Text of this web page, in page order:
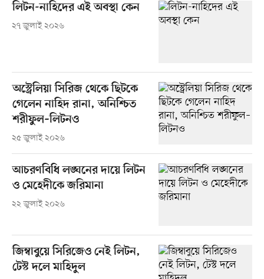
লিটন-নাহিদের এই অবস্থা কেন
২৭ জুলাই ২০২৬
অস্ট্রেলিয়া সিরিজ থেকে ছিটকে
গেলেন নাহিদ রানা, অনিশ্চিত
শরীফুল–লিটনও
২৫ জুলাই ২০২৬
আচরণবিধি লঙ্ঘনের দায়ে লিটন
ও মেহেদীকে জরিমানা
২২ জুলাই ২০২৬
জিম্বাবুয়ে সিরিজেও নেই লিটন,
টেস্ট দলে মাহিদুল